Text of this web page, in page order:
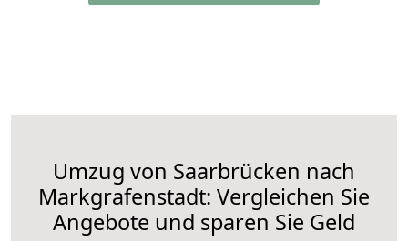
Umzug von Saarbrücken nach
Markgrafenstadt: Vergleichen Sie
Angebote und sparen Sie Geld